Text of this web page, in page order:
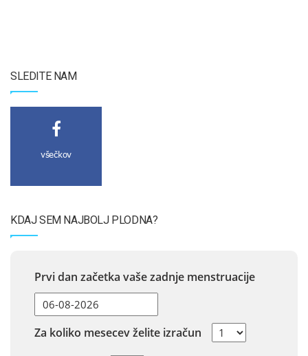
SLEDITE NAM
všečkov
KDAJ SEM NAJBOLJ PLODNA?
Prvi dan začetka vaše zadnje menstruacije
Za koliko mesecev želite izračun